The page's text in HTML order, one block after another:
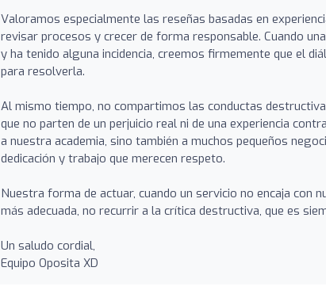
Valoramos especialmente las reseñas basadas en
revisar procesos y crecer de forma responsable. Cuando
y ha tenido alguna incidencia, creemos firmemente que el
para resolverla.
Al mismo tiempo, no compartimos las conductas
que no parten de un perjuicio real ni de una experiencia
a nuestra academia, sino también a muchos pequeños
dedicación y trabajo que merecen respeto.
Nuestra forma de actuar, cuando un servicio no encaja con
más adecuada, no recurrir a la crítica destructiva, que es
Un saludo cordial,
Equipo Oposita XD